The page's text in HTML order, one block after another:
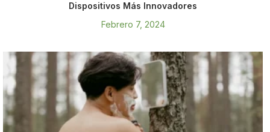
Dispositivos Más Innovadores
Febrero 7, 2024